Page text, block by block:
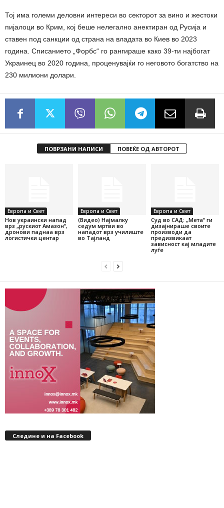
Тој има големи деловни интереси во секторот за вино и жестоки
пијалоци во Крим, кој беше нелегално анектиран од Русија и
ставен под санкции од страна на владата во Киев во 2023
година. Списанието „Форбс“ го рангираше како 39-ти најбогат
Украинец во 2020 година, проценувајќи го неговото богатство на
230 милиони долари.
ПОВРЗАНИ НАПИСИ ПОВЕЌЕ ОД АВТОРОТ
Европа и Свет
Нов украински напад
врз „рускиот Амазон“,
дронови паднаа врз
логистички центар
Европа и Свет
(Видео) Најмалку
седум мртви во
нападот врз училиште
во Тајланд
Европа и Свет
Суд во САД: „Мета“ ги
дизајнираше своите
производи да
предизвикаат
зависност кај младите
луѓе
Следине и на Facebook